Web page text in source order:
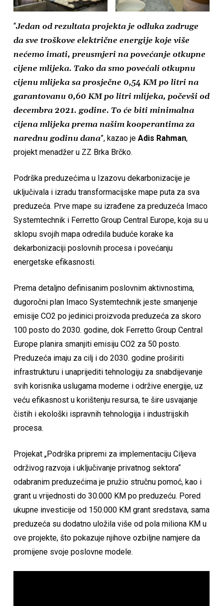
“Jedan od rezultata projekta je odluka zadruge
da sve troškove električne energije koje više
nećemo imati, preusmjeri na povećanje otkupne
cijene mlijeka. Tako da smo povećali otkupnu
cijenu mlijeka sa prosječne 0,54 KM po litri na
garantovanu 0,60 KM po litri mlijeka, počevši od
decembra 2021. godine. To će biti minimalna
cijena mlijeka prema našim kooperantima za
narednu godinu dana”, kazao je Adis Rahman,
projekt menadžer u ZZ Brka Brčko.
Podrška preduzećima u Izazovu dekarbonizacije je
uključivala i izradu transformacijske mape puta za sva
preduzeća. Prve mape su izrađene za preduzeća Imaco
Systemtechnik i Ferretto Group Central Europe, koja su u
sklopu svojih mapa odredila buduće korake ka
dekarbonizaciji poslovnih procesa i povećanju
energetske efikasnosti.
Prema detaljno definisanim poslovnim aktivnostima,
dugoročni plan Imaco Systemtechnik jeste smanjenje
emisije CO2 po jedinici proizvoda preduzeća za skoro
100 posto do 2030. godine, dok Ferretto Group Central
Europe planira smanjiti emisiju CO2 za 50 posto.
Preduzeća imaju za cilj i do 2030. godine proširiti
infrastrukturu i unaprijediti tehnologiju za snabdijevanje
svih korisnika uslugama moderne i održive energije, uz
veću efikasnost u korištenju resursa, te šire usvajanje
čistih i ekološki ispravnih tehnologija i industrijskih
procesa.
Projekat „Podrška pripremi za implementaciju Ciljeva
održivog razvoja i uključivanje privatnog sektora“
odabranim preduzećima je pružio stručnu pomoć, kao i
grant u vrijednosti do 30.000 KM po preduzeću. Pored
ukupne investicije od 150.000 KM grant sredstava, sama
preduzeća su dodatno uložila više od pola miliona KM u
ove projekte, što pokazuje njihove ozbiljne namjere da
promijene svoje poslovne modele.